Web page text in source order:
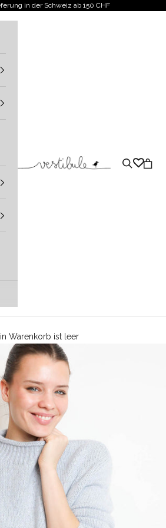
in der Schweiz ab 150 CHF
Vestibule Suche
Warenkorb ist leer